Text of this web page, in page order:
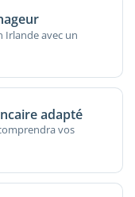
Irlande avec un
adapté
vos